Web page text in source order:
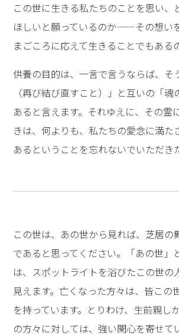
この世に生きる私たちのことを思い、
ほしいと願っているのか——その想い
まごころに応えて生きることでもある
供養の目的は、一言で言うならば、そ
（再び結び直すこと）」と互いの「
あると言えます。それゆえに、その霊
きは、何よりも、私たちの愛念に満た
あるということを忘れないでいただき
この世は、あの世から見れば、芝居の
であると思ってください。「あの世」
は、スポットライトを浴びたこの世の
見えます。亡くなった方々は、皆この
を持っています。とりわけ、生前親し
の方々に対しては、強い関心を寄せて